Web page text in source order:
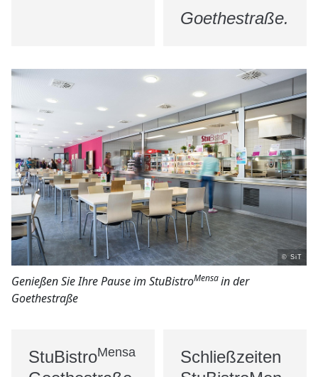
Goethestraße.
© SiT
Genießen Sie Ihre Pause im StuBistroMensain der
Goethestraße
StuBistroMensa
Schließzeiten